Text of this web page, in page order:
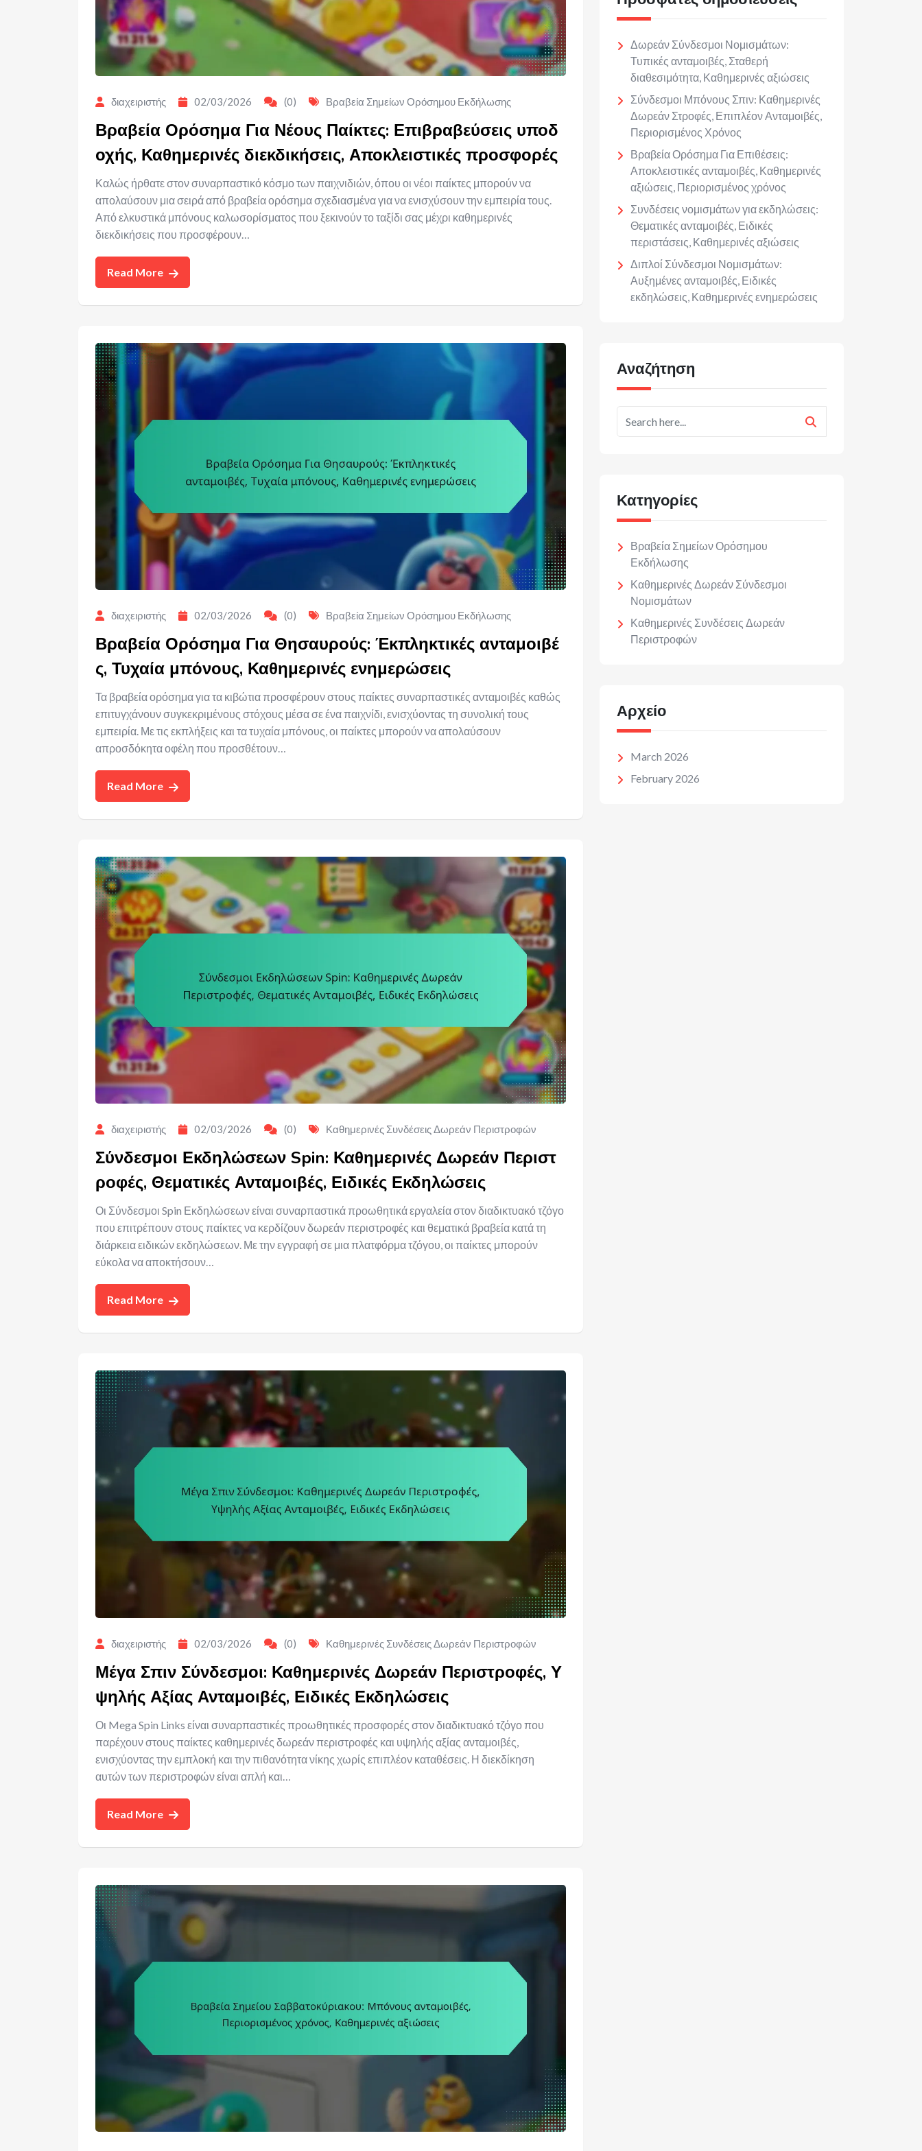
διαχειριστής 02/03/2026 (0) Βραβεία Σημείων Ορόσημου Εκδήλωσης
Βραβεία Ορόσημα Για Νέους Παίκτες: Επιβραβεύσεις υποδ
οχής, Καθημερινές διεκδικήσεις, Αποκλειστικές προσφορές
Καλώς ήρθατε στον συναρπαστικό κόσμο των παιχνιδιών, όπου οι νέοι παίκτες μπορούν να
απολαύσουν μια σειρά από βραβεία ορόσημα σχεδιασμένα για να ενισχύσουν την εμπειρία τους.
Από ελκυστικά μπόνους καλωσορίσματος που ξεκινούν το ταξίδι σας μέχρι καθημερινές
διεκδικήσεις που προσφέρουν…
Read More
διαχειριστής 02/03/2026 (0) Βραβεία Σημείων Ορόσημου Εκδήλωσης
Βραβεία Ορόσημα Για Θησαυρούς: Έκπληκτικές ανταμοιβέ
ς, Τυχαία μπόνους, Καθημερινές ενημερώσεις
Τα βραβεία ορόσημα για τα κιβώτια προσφέρουν στους παίκτες συναρπαστικές ανταμοιβές καθώς
επιτυγχάνουν συγκεκριμένους στόχους μέσα σε ένα παιχνίδι, ενισχύοντας τη συνολική τους
εμπειρία. Με τις εκπλήξεις και τα τυχαία μπόνους, οι παίκτες μπορούν να απολαύσουν
απροσδόκητα οφέλη που προσθέτουν…
Read More
διαχειριστής 02/03/2026 (0) Καθημερινές Συνδέσεις Δωρεάν Περιστροφών
Σύνδεσμοι Εκδηλώσεων Spin: Καθημερινές Δωρεάν Περιστ
ροφές, Θεματικές Ανταμοιβές, Ειδικές Εκδηλώσεις
Οι Σύνδεσμοι Spin Εκδηλώσεων είναι συναρπαστικά προωθητικά εργαλεία στον διαδικτυακό τζόγο
που επιτρέπουν στους παίκτες να κερδίζουν δωρεάν περιστροφές και θεματικά βραβεία κατά τη
διάρκεια ειδικών εκδηλώσεων. Με την εγγραφή σε μια πλατφόρμα τζόγου, οι παίκτες μπορούν
εύκολα να αποκτήσουν…
Read More
διαχειριστής 02/03/2026 (0) Καθημερινές Συνδέσεις Δωρεάν Περιστροφών
Μέγα Σπιν Σύνδεσμοι: Καθημερινές Δωρεάν Περιστροφές, Υ
ψηλής Αξίας Ανταμοιβές, Ειδικές Εκδηλώσεις
Οι Mega Spin Links είναι συναρπαστικές προωθητικές προσφορές στον διαδικτυακό τζόγο που
παρέχουν στους παίκτες καθημερινές δωρεάν περιστροφές και υψηλής αξίας ανταμοιβές,
ενισχύοντας την εμπλοκή και την πιθανότητα νίκης χωρίς επιπλέον καταθέσεις. Η διεκδίκηση
αυτών των περιστροφών είναι απλή και…
Read More
Δωρεάν Σύνδεσμοι Νομισμάτων:
Τυπικές ανταμοιβές, Σταθερή
διαθεσιμότητα, Καθημερινές αξιώσεις
Σύνδεσμοι Μπόνους Σπιν: Καθημερινές
Δωρεάν Στροφές, Επιπλέον Ανταμοιβές,
Περιορισμένος Χρόνος
Βραβεία Ορόσημα Για Επιθέσεις:
Αποκλειστικές ανταμοιβές, Καθημερινές
αξιώσεις, Περιορισμένος χρόνος
Συνδέσεις νομισμάτων για εκδηλώσεις:
Θεματικές ανταμοιβές, Ειδικές
περιστάσεις, Καθημερινές αξιώσεις
Διπλοί Σύνδεσμοι Νομισμάτων:
Αυξημένες ανταμοιβές, Ειδικές
εκδηλώσεις, Καθημερινές ενημερώσεις
Αναζήτηση
Κατηγορίες
Βραβεία Σημείων Ορόσημου
Εκδήλωσης
Καθημερινές Δωρεάν Σύνδεσμοι
Νομισμάτων
Καθημερινές Συνδέσεις Δωρεάν
Περιστροφών
Αρχείο
March 2026
February 2026